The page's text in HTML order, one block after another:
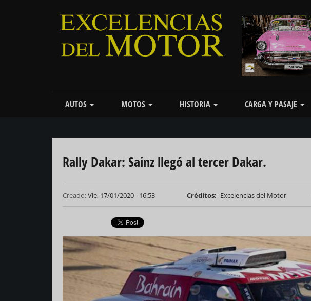
Main
navigation
AUTOS MOTOS HISTORIA CARGA Y PASAJE
Rally Dakar: Sainz llegó al tercer Dakar.
Creado:Vie, 17/01/2020 - 16:53 Créditos Excelencias del Motor